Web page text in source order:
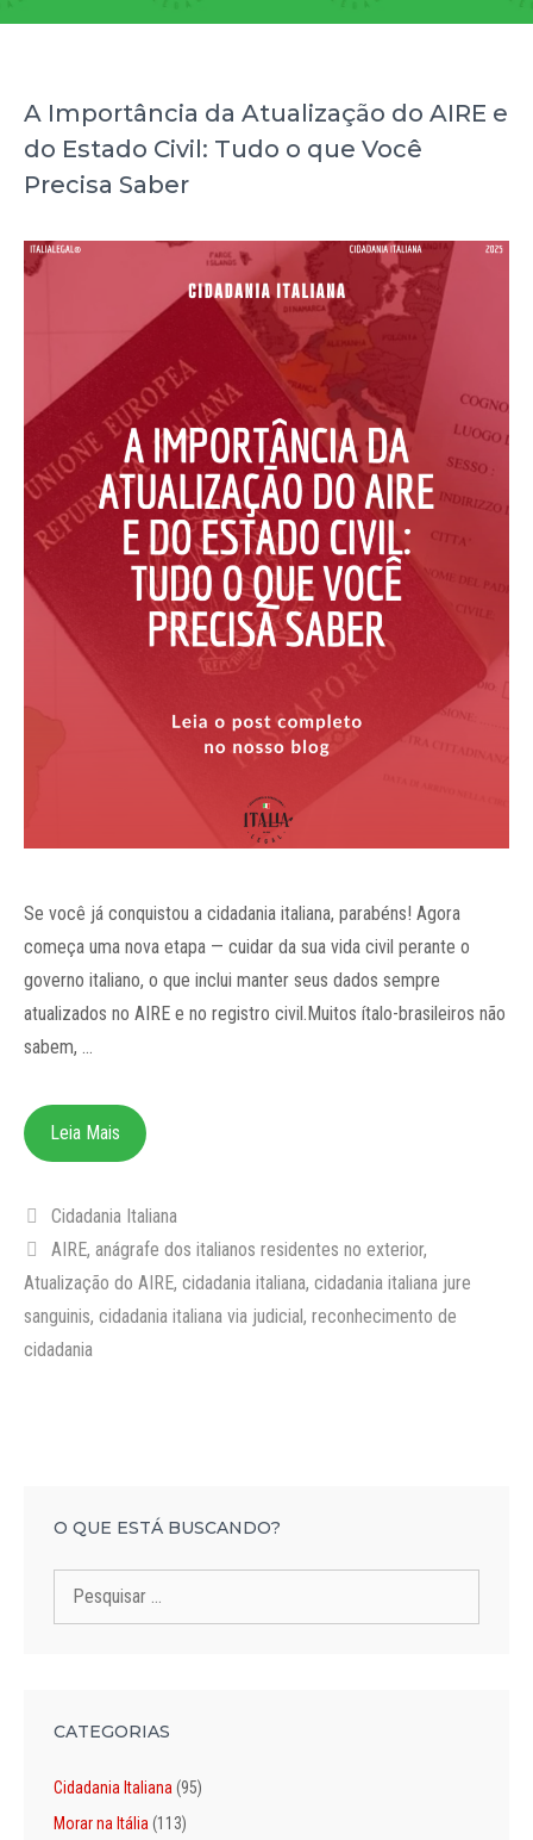
A Importância da Atualização do AIRE e
do Estado Civil: Tudo o que Você
Precisa Saber
Se você já conquistou a cidadania italiana, parabéns! Agora
começa uma nova etapa — cuidar da sua vida civil perante o
governo italiano, o que inclui manter seus dados sempre
atualizados no AIRE e no registro civil.Muitos ítalo-brasileiros não
sabem, …
Leia Mais
Categorias
Cidadania Italiana
Tags
AIRE, anágrafe dos italianos residentes no exterior,
Atualização do AIRE, cidadania italiana, cidadania italiana jure
sanguinis, cidadania italiana via judicial, reconhecimento de
cidadania
O QUE ESTÁ BUSCANDO?
CATEGORIAS
Cidadania Italiana (95)
Morar na Itália (113)